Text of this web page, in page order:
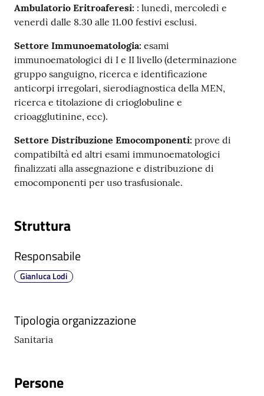
i
g
n
e
r
e
A
m
m
i
n
t
a
i
e
t
s
Ambulatorio Eritroaferesi: : lunedì, mercoledì e
venerdì dalle 8.30 alle 11.00 festivi esclusi.
Settore Immunoematologia: esami
immunoematologici di I e II livello (determinazione
gruppo sanguigno, ricerca e identificazione
anticorpi irregolari, sierodiagnostica della MEN,
ricerca e titolazione di crioglobuline e
crioagglutinine, ecc).
Settore Distribuzione Emocomponenti: prove di
compatibiltà ed altri esami immunoematologici
finalizzati alla assegnazione e distribuzione di
emocomponenti per uso trasfusionale.
Struttura
Responsabile
Gianluca Lodi
Tipologia organizzazione
Sanitaria
Persone